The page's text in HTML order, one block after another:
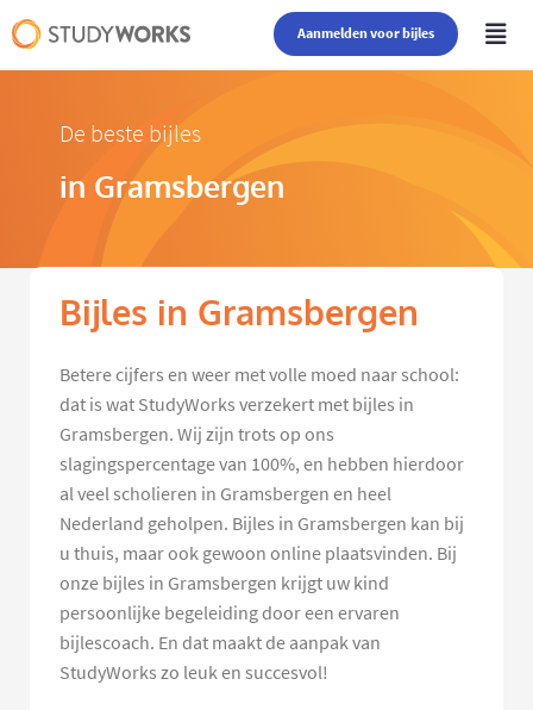
Aanmelden voor bijles
De beste bijles
in Gramsbergen
Bijles in Gramsbergen
Betere cijfers en weer met volle moed naar school:
dat is wat StudyWorks verzekert met bijles in
Gramsbergen. Wij zijn trots op ons
slagingspercentage van 100%, en hebben hierdoor
al veel scholieren in Gramsbergen en heel
Nederland geholpen. Bijles in Gramsbergen kan bij
u thuis, maar ook gewoon online plaatsvinden. Bij
onze bijles in Gramsbergen krijgt uw kind
persoonlijke begeleiding door een ervaren
bijlescoach. En dat maakt de aanpak van
StudyWorks zo leuk en succesvol!